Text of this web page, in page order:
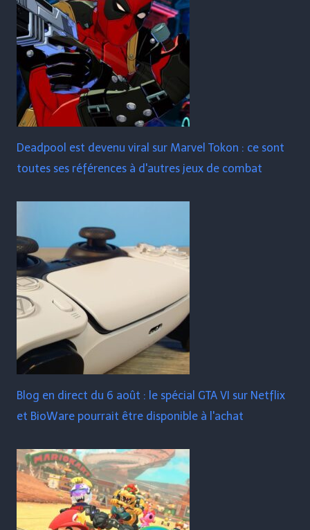
Deadpool est devenu viral sur Marvel Tokon : ce sont
toutes ses références à d'autres jeux de combat
Blog en direct du 6 août : le spécial GTA VI sur Netflix
et BioWare pourrait être disponible à l'achat